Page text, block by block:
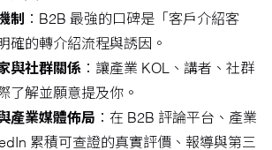
制 ：B2B 最強的口碑是「客戶介紹客
確的轉介紹流程與誘因。
與社群關係 ：讓產業 KOL、講者、社群
了解並願意提及你。
產業媒體佈局 ：在 B2B 評論平台、產業
累積可查證的真實評價、報導與第三